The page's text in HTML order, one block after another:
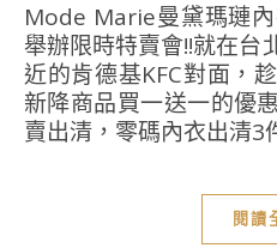
Mode Marie曼黛瑪璉內衣特賣會來到萬芳地區
舉辦限時特賣會!!就在台
近的肯德基KFC對面，
新降商品買一送一的優
賣出清，零碼內衣出清3
閱讀